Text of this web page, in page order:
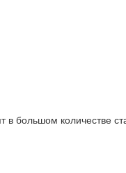
большом количестве